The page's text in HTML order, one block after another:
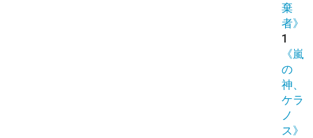
棄
者》
1
《嵐
の
神、
ケラ
ノ
ス》